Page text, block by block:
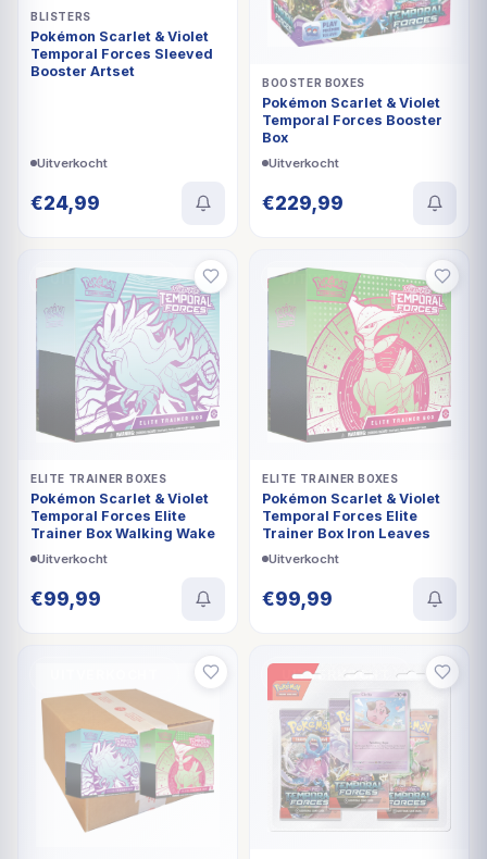
BLISTERS
Pokémon Scarlet & Violet
Temporal Forces Sleeved
Booster Artset
Uitverkocht
€24,99
BOOSTER BOXES
Pokémon Scarlet & Violet
Temporal Forces Booster
Box
Uitverkocht
€229,99
UITVERKOCHT
ELITE TRAINER BOXES
Pokémon Scarlet & Violet
Temporal Forces Elite
Trainer Box Walking Wake
Uitverkocht
€99,99
UITVERKOCHT
ELITE TRAINER BOXES
Pokémon Scarlet & Violet
Temporal Forces Elite
Trainer Box Iron Leaves
Uitverkocht
€99,99
UITVERKOCHT